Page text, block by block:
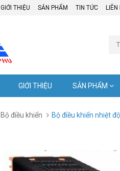
GIỚI THIỆU SẢN PHẨM TIN TỨC LIÊN
GIỚI THIỆU SẢN PHẨM
Bộ điều khiển Bộ điều khiển nhiệt